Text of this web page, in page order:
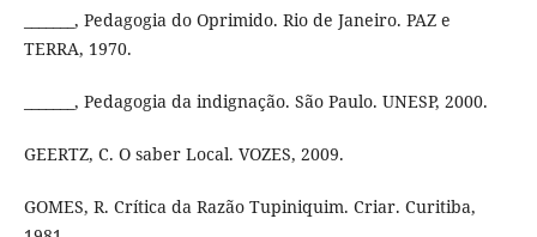
_______, Pedagogia do Oprimido. Rio de Janeiro. PAZ e
TERRA, 1970.
_______, Pedagogia da indignação. São Paulo. UNESP, 2000.
GEERTZ, C. O saber Local. VOZES, 2009.
GOMES, R. Crítica da Razão Tupiniquim. Criar. Curitiba,